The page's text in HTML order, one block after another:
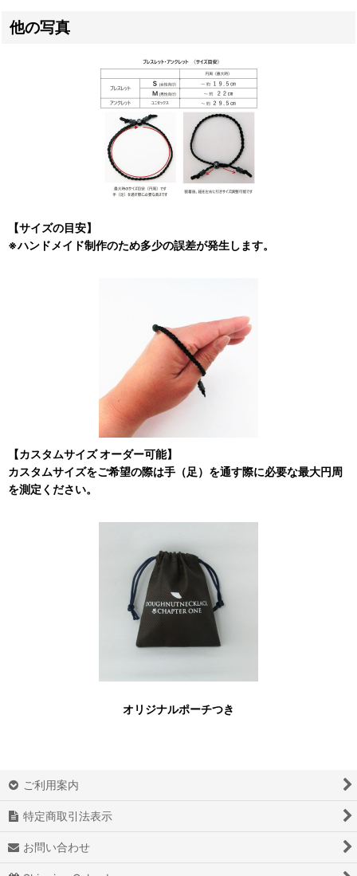
他の写真
【サイズの目安】
※ハンドメイド制作のため多少の誤差が発生します。
【カスタムサイズ オーダー可能】
カスタムサイズをご希望の際は手（足）を通す際に必要な最大円周
を測定ください。
オリジナルポーチつき
ご利用案内
特定商取引法表示
お問い合わせ